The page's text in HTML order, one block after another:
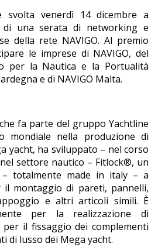
svolta venerdì 14 dicembre a
una serata di networking e
della rete NAVIGO. Al premio
le imprese di NAVIGO, del
per la Nautica e la Portualità
e di NAVIGO Malta.
fa parte del gruppo Yachtline
mondiale nella produzione di
yacht, ha sviluppato – nel corso
settore nautico – Fitlock®, un
totalmente made in italy – a
il montaggio di pareti, pannelli,
e altri articoli simili. È
per la realizzazione di
il fissaggio dei complementi
di lusso dei Mega yacht.